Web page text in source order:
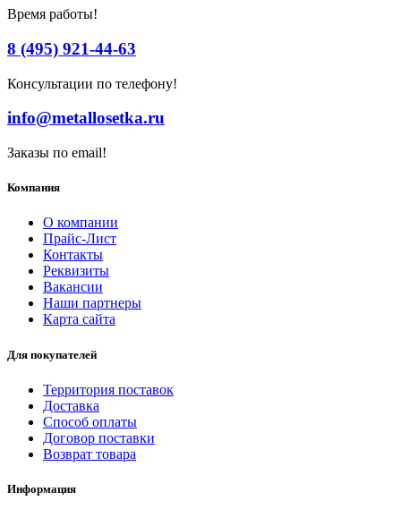
Время работы!
8 (495) 921-44-63
Консультации по телефону!
info@metallosetka.ru
Заказы по email!
Компания
О компании
Прайс-Лист
Контакты
Реквизиты
Вакансии
Наши партнеры
Карта сайта
Для покупателей
Территория поставок
Доставка
Способ оплаты
Договор поставки
Возврат товара
Информация